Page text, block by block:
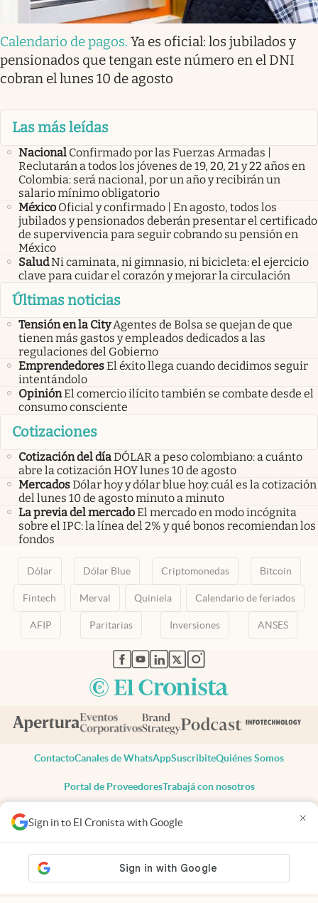
Sign in to El Cronista with Google ×
Calendario de pagos. Ya es oficial: los jubilados y
pensionados que tengan este número en el DNI
cobran el lunes 10 de agosto
Las más leídas
Nacional Confirmado por las Fuerzas Armadas |
Reclutarán a todos los jóvenes de 19, 20, 21 y 22 años en
Colombia: será nacional, por un año y recibirán un
salario mínimo obligatorio
México Oficial y confirmado | En agosto, todos los
jubilados y pensionados deberán presentar el certificado
de supervivencia para seguir cobrando su pensión en
México
SaludNi caminata, ni gimnasio, ni bicicleta: el ejercicio
clave para cuidar el corazón y mejorar la circulación
Últimas noticias
Tensión en la CityAgentes de Bolsa se quejan de que
tienen más gastos y empleados dedicados a las
regulaciones del Gobierno
EmprendedoresEl éxito llega cuando decidimos seguir
intentándolo
OpiniónEl comercio ilícito también se combate desde el
consumo consciente
Cotizaciones
Cotización del díaDÓLAR a peso colombiano: a cuánto
abre la cotización HOY lunes 10 de agosto
MercadosDólar hoy y dólar blue hoy: cuál es la cotización
del lunes 10 de agosto minuto a minuto
La previa del mercadoEl mercado en modo incógnita
sobre el IPC: la línea del 2% y qué bonos recomiendan los
fondos
Dólar Dólar Blue Criptomonedas Bitcoin
Fintech Merval Quiniela Calendario de feriados
AFIP Paritarias Inversiones ANSES
abre en nueva pestaña
abre en nueva pestaña
abre en nueva pestaña
abre en nueva pestaña
abre en nueva pestaña
ContactoCanales de WhatsAppSuscribiteQuiénes Somos
Portal de ProveedoresTrabajá con nosotros
Todos los derechos reservados
Privacidad
Consentimiento
Tel:+54 11 7078-3270